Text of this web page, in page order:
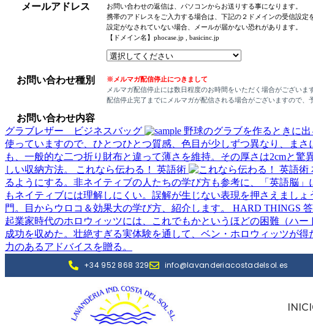
メールアドレス
お問い合わせの返信は、パソコンからお送りする事になります。
携帯のアドレスをご入力する場合は、下記の２ドメインの受信設定
設定がなされていない場合、メールが届かない恐れがあります。
【ドメイン名】phocase.jp , basicinc.jp
お問い合わせ種別
※メルマガ配信停止につきまして
メルマガ配信停止には数日程度のお時間をいただく場合がございます
配信停止完了までにメルマガが配信される場合がございますので、
お問い合わせ内容
グラブレザー ビジネスバッグ
野球のグラブを作るときに
使っていますので、ひとつひとつ質感、色目が少しずつ異なり、まさ
も、一般的な二つ折り財布と違って薄さを維持。その厚さは2cmと
しい収納方法。
これなら伝わる！ 英語術
るようにする。非ネイティブの人たちの学び方も参考に、「英語脳
もネイティブには理解しにくい。誤解が生じない表現を押さえまし
門。目からウロコ＆効果大の学び方、紹介します。 HARD THINGS
起業家時代のホロウィッツには、これでもかというほどの困難（ハ
成功を収めた。壮絶すぎる実体験を通して、ベン・ホロウィッツが
力のあるアドバイスを贈る。